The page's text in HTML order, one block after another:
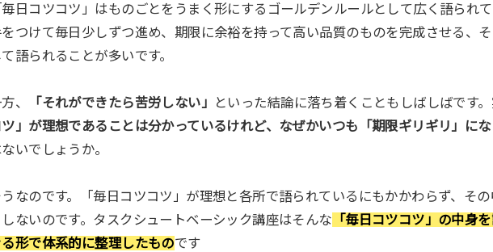
毎日コツコツ」はものごとをうまく形にするゴールデンルールとして広く語られ
をつけて毎日少しずつ進め、期限に余裕を持って高い品質のものを完成させる、
て語られることが多いです。
、 「それができたら苦労しない」
といった結論に落ち着くこともしばしばです
ツ」が理想であることは分かっているけれど、なぜかいつも「期限ギリギリ」に
ないでしょうか。
うなのです。「毎日コツコツ」が理想と各所で語られているにもかかわらず、そ
しないのです。タスクシュートベーシック講座はそんな 「毎日コツコツ」の中身
る形で体系的に整理したものです